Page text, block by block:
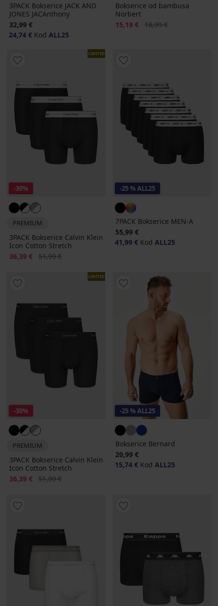
3PACK Bokserice JACK AND
JONES JACAnthony
32,99 €
24,74 € Kod ALL25
Bokserice od bambusa
Norbert
Popust
15,19 € Prvobitna cijena
18,99 €
LIMITED
-30%
PREMIUM
3PACK Bokserice Calvin Klein
Icon Cotton Stretch
Popust
36,39 € Prvobitna cijena
51,99 €
-25 % ALL25
7PACK Bokserice MEN-A
55,99 €
41,99 € Kod ALL25
LIMITED
-30%
PREMIUM
3PACK Bokserice Calvin Klein
Icon Cotton Stretch
Popust
36,39 € Prvobitna cijena
51,99 €
-25 % ALL25
Bokserice Bernard
20,99 €
15,74 € Kod ALL25